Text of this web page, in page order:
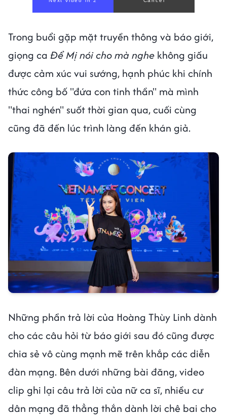
Trong buổi gặp mặt truyền thông và báo giới,
giọng ca Để Mị nói cho mà nghe không giấu
được cảm xúc vui sướng, hạnh phúc khi chính
thức công bố "đứa con tinh thần" mà mình
"thai nghén" suốt thời gian qua, cuối cùng
cũng đã đến lúc trình làng đến khán giả.
Những phần trả lời của Hoàng Thùy Linh dành
cho các câu hỏi từ báo giới sau đó cũng được
chia sẻ vô cùng mạnh mẽ trên khắp các diễn
đàn mạng. Bên dưới những bài đăng, video
clip ghi lại câu trả lời của nữ ca sĩ, nhiều cư
dân mạng đã thẳng thắn dành lời chê bai cho